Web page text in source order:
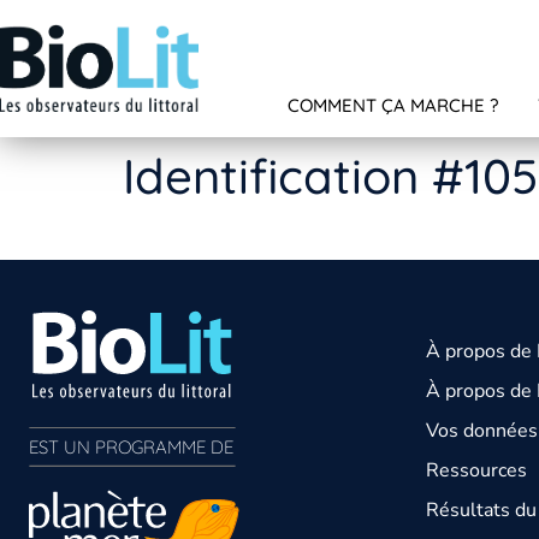
COMMENT ÇA MARCHE ?
Identification
EST UN PROGRAMME DE
À propos de
À propos de
Vos
Ressources
Résultats